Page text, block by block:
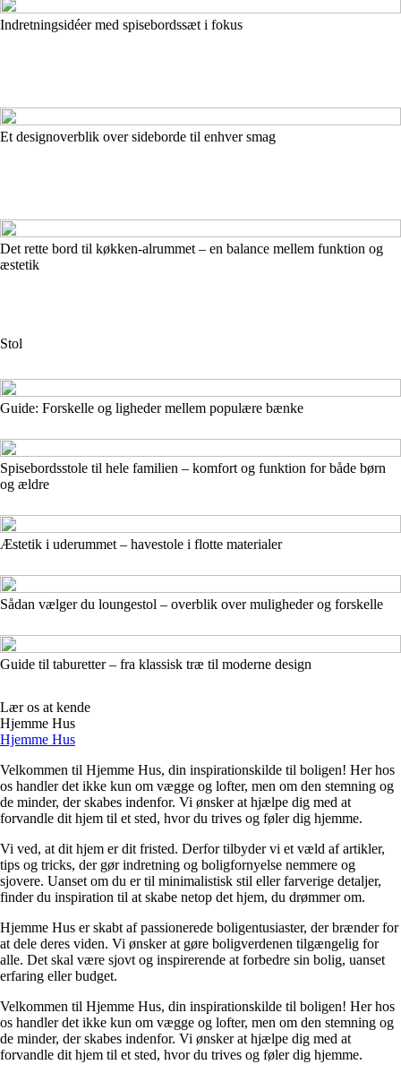
Indretningsidéer med spisebordssæt i fokus
Et designoverblik over sideborde til enhver smag
Det rette bord til køkken-alrummet – en balance mellem funktion og
æstetik
Stol
Guide: Forskelle og ligheder mellem populære bænke
Spisebordsstole til hele familien – komfort og funktion for både børn
og ældre
Æstetik i uderummet – havestole i flotte materialer
Sådan vælger du loungestol – overblik over muligheder og forskelle
Guide til taburetter – fra klassisk træ til moderne design
Lær os at kende
Hjemme Hus
Hjemme Hus
Velkommen til Hjemme Hus, din inspirationskilde til boligen! Her hos
os handler det ikke kun om vægge og lofter, men om den stemning og
de minder, der skabes indenfor. Vi ønsker at hjælpe dig med at
forvandle dit hjem til et sted, hvor du trives og føler dig hjemme.
Vi ved, at dit hjem er dit fristed. Derfor tilbyder vi et væld af artikler,
tips og tricks, der gør indretning og boligfornyelse nemmere og
sjovere. Uanset om du er til minimalistisk stil eller farverige detaljer,
finder du inspiration til at skabe netop det hjem, du drømmer om.
Hjemme Hus er skabt af passionerede boligentusiaster, der brænder for
at dele deres viden. Vi ønsker at gøre boligverdenen tilgængelig for
alle. Det skal være sjovt og inspirerende at forbedre sin bolig, uanset
erfaring eller budget.
Velkommen til Hjemme Hus, din inspirationskilde til boligen! Her hos
os handler det ikke kun om vægge og lofter, men om den stemning og
de minder, der skabes indenfor. Vi ønsker at hjælpe dig med at
forvandle dit hjem til et sted, hvor du trives og føler dig hjemme.